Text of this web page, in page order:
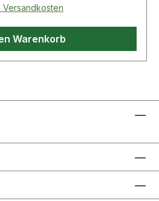
Bereich
Versandkosten
Warenkorb